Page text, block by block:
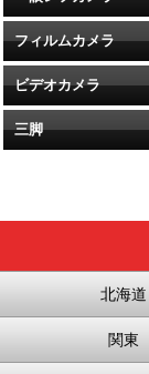
フィルムカメラ
ビデオカメラ
三脚
北海道
関東